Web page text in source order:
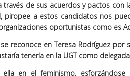
través de sus acuerdos y pactos
piropee a estos candidatos nos
oportunistas como es
reconoce en Teresa Rodríguez por
tenerla en la UGT como
en el feminismo,